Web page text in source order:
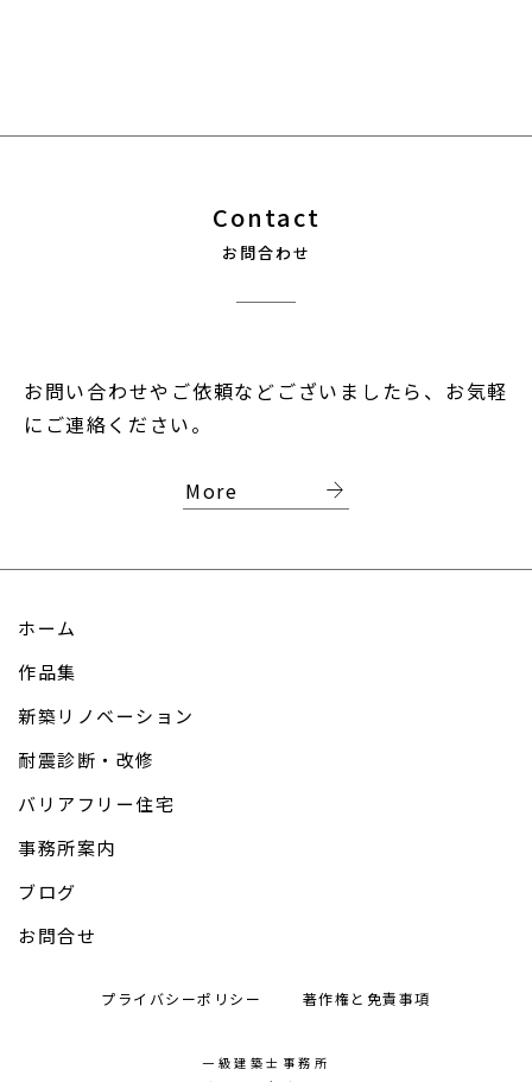
Contact
お問合わせ
お問い合わせやご依頼などございましたら、お気軽
にご連絡ください。
More arrow_forward
ホーム
作品集
新築リノベーション
耐震診断・改修
バリアフリー住宅
事務所案内
ブログ
お問合せ
プライバシーポリシー 著作権と免責事項
一級建築士事務所